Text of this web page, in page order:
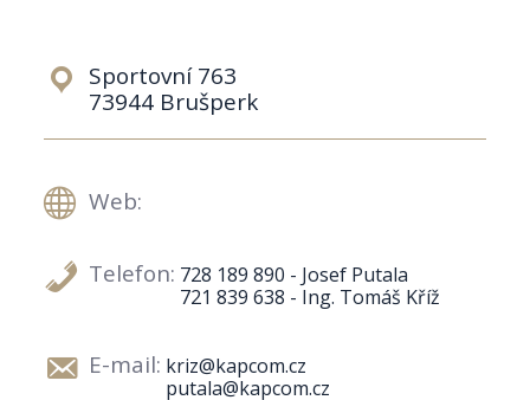
Sportovní 763
73944 Brušperk
Web:
Telefon: 728 189 890 - Josef Putala
721 839 638 - Ing. Tomáš Kříž
E-mail: kriz@kapcom.cz
putala@kapcom.cz